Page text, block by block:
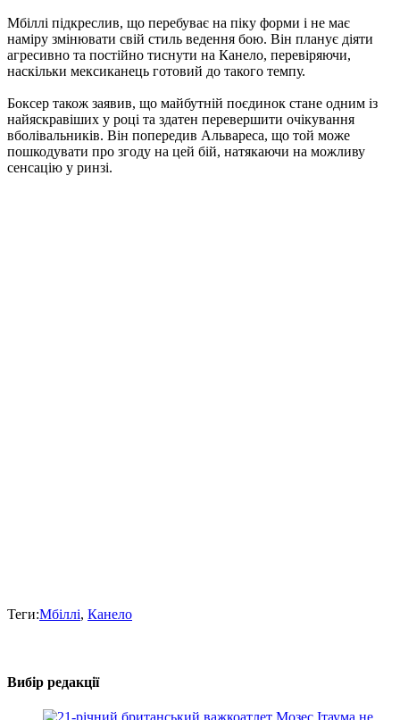
Мбіллі підкреслив, що перебуває на піку форми і не має
наміру змінювати свій стиль ведення бою. Він планує діяти
агресивно та постійно тиснути на Канело, перевіряючи,
наскільки мексиканець готовий до такого темпу.
Боксер також заявив, що майбутній поєдинок стане одним із
найяскравіших у році та здатен перевершити очікування
вболівальників. Він попередив Альвареса, що той може
пошкодувати про згоду на цей бій, натякаючи на можливу
сенсацію у ринзі.
Теги:Мбіллі, Канело
Вибір редакції